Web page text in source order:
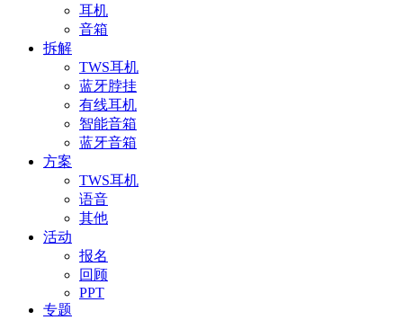
耳机
音箱
拆解
TWS耳机
蓝牙脖挂
有线耳机
智能音箱
蓝牙音箱
方案
TWS耳机
语音
其他
活动
报名
回顾
PPT
专题